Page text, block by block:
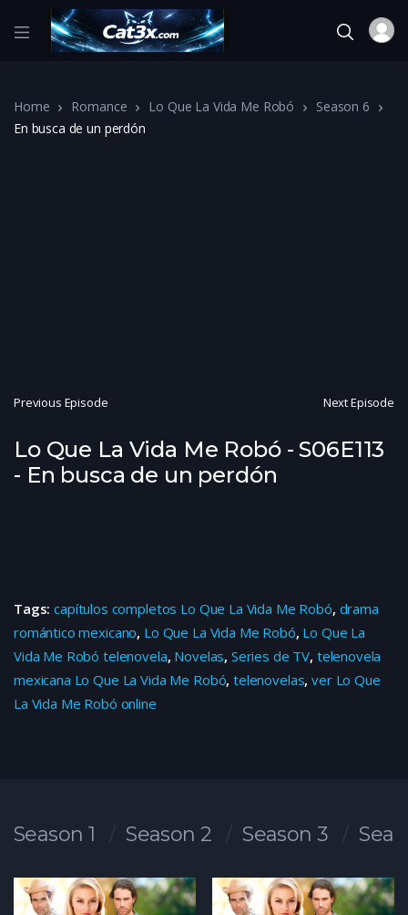
Home Romance Lo Que La Vida Me Robó
Season 6
En busca de un perdón
Previous Episode Next Episode
Lo Que La Vida Me Robó - S06E113
- En busca de un perdón
Tags:capítulos completos Lo Que La Vida Me Robó, drama
romántico mexicano, Lo Que La Vida Me Robó, Lo Que La
Vida Me Robó telenovela, Novelas, Series de TV, telenovela
mexicana Lo Que La Vida Me Robó,telenovelas,ver Lo Que
La Vida Me Robó online
Season 1 Season 2 Season 3